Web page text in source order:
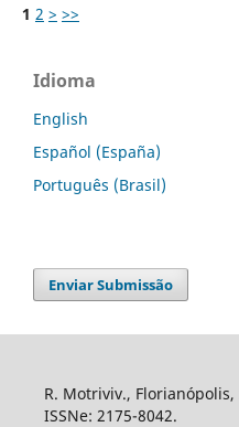
1 2 > >>
Idioma
English
Español (España)
Português (Brasil)
Enviar Submissão
R. Motriviv.,
ISSNe: 2175-8042.